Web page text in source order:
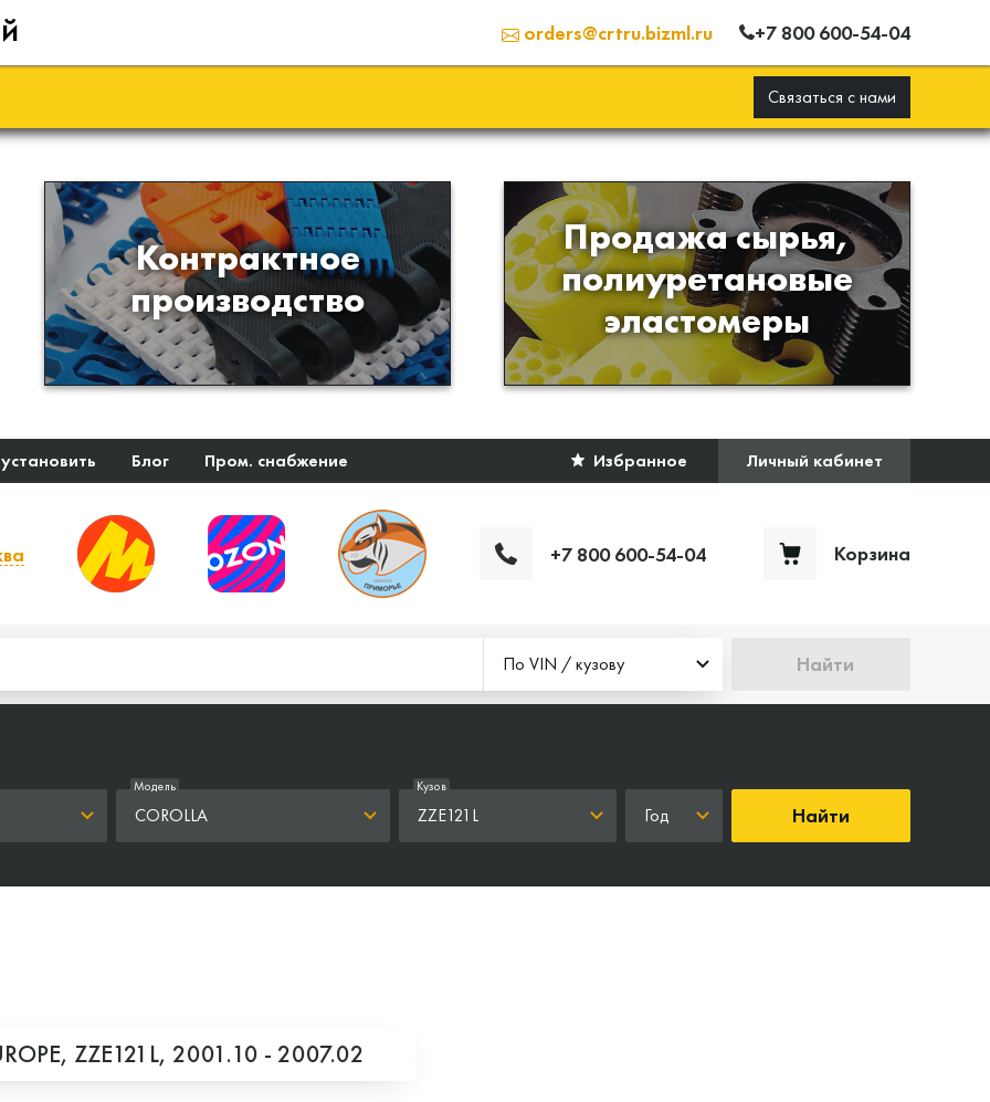
orders@crtru.bizml.ru +7 800 600-54-04
Связаться с нами
Контрактное
производство
Производство изделий из
пластиков и полимеров по
образцам либо чертежам
заказчика
Продажа сырья,
полиуретановые
эластомеры
Продажа сырья для
производства изделий из
полиуретана
Блог Пром. снабжение Избранное Личный кабинет
+7 800 600-54-04 Корзина
По VIN / кузову Найти
COROLLA
Модель
ZZE121L
Кузов
Год Найти
ZZE121L, 2001.10 - 2007.02